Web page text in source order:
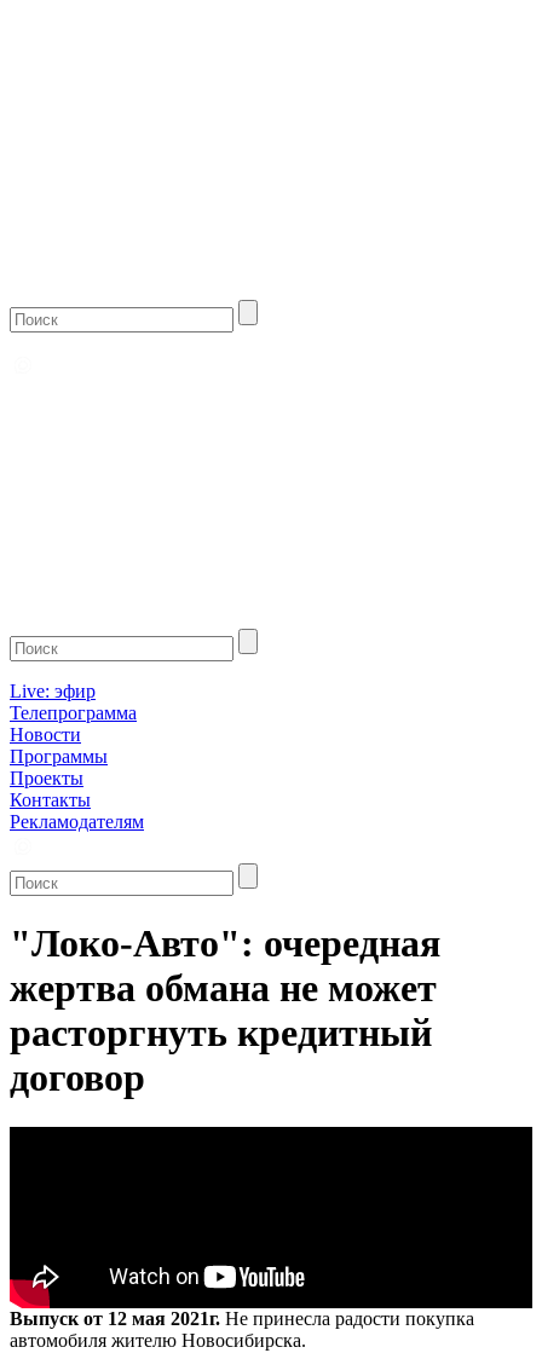
Live: эфир
Телепрограмма
Новости
Программы
Проекты
Контакты
Рекламодателям
"Локо-Авто": очередная
жертва обмана не может
расторгнуть кредитный
договор
Выпуск от 12 мая 2021г. Не принесла радости покупка
автомобиля жителю Новосибирска.